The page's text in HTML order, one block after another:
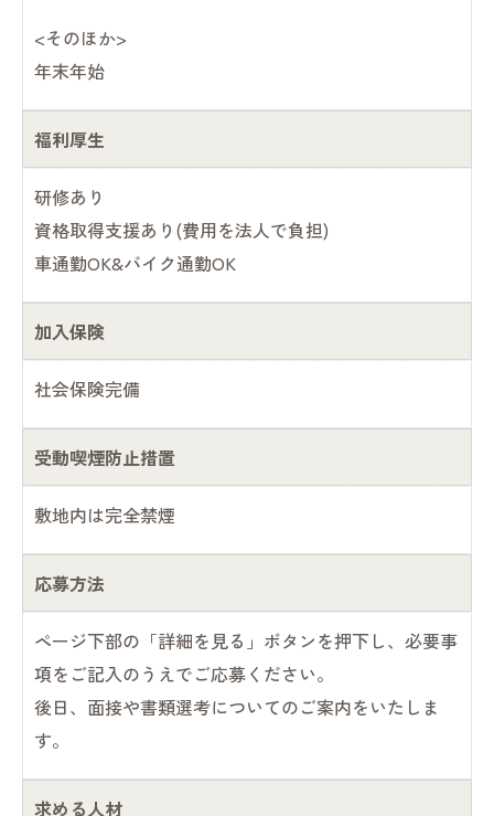
<そのほか>
年末年始
福利厚生
研修あり
資格取得支援あり(費用を法人で負担)
車通勤OK&バイク通勤OK
加入保険
社会保険完備
受動喫煙防止措置
敷地内は完全禁煙
応募方法
ページ下部の「詳細を見る」ボタンを押下し、必要事
項をご記入のうえでご応募ください。
後日、面接や書類選考についてのご案内をいたしま
す。
求める人材